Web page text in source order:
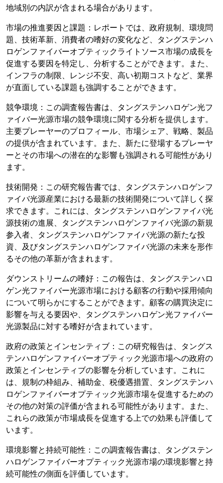
地域別の内訳が含まれる場合があります。
市場の推進要因と課題：レポートでは、政府規制、環境問
題、技術革新、消費者の嗜好の変化など、タングステンハ
ロゲンファイバーオプティックライトソース市場の成長を
促進する要因を特定し、分析することができます。また、
インフラの制限、レンジ不安、高い初期コストなど、業界
が直面している課題も強調することができます。
競争環境：この調査報告書は、タングステンハロゲン光フ
ァイバー光源市場の競争環境に関する分析を提供します。
主要プレーヤーのプロフィール、市場シェア、戦略、製品
の提供が含まれています。また、新たに登場するプレーヤ
ーとその市場への潜在的な影響も強調される可能性があり
ます。
技術開発：この研究報告書では、タングステンハロゲンフ
ァイバ光源産業における最新の技術開発について詳しく探
求できます。これには、タングステンハロゲンファイバ光
源技術の進展、タングステンハロゲンファイバ光源の新規
参入者、タングステンハロゲンファイバ光源の新たな投
資、及びタングステンハロゲンファイバ光源の未来を形作
るその他の革新が含まれます。
ダウンストリームの嗜好：この報告は、タングステンハロ
ゲン光ファイバー光源市場における顧客の行動や採用傾向
について明らかにすることができます。顧客の購買決定に
影響を与える要因や、タングステンハロゲン光ファイバー
光源製品に対する嗜好が含まれています。
政府の政策とインセンティブ：この研究報告は、タングス
テンハロゲンファイバーオプティック光源市場への政府の
政策とインセンティブの影響を分析しています。これに
は、規制の枠組み、補助金、税優遇措置、タングステンハ
ロゲンファイバーオプティック光源市場を促進するための
その他の対策の評価が含まれる可能性があります。また、
これらの政策が市場成長を促進する上での効果も評価して
います。
環境影響と持続可能性：この調査報告書は、タングステン
ハロゲンファイバーオプティック光源市場の環境影響と持
続可能性の側面を評価しています。